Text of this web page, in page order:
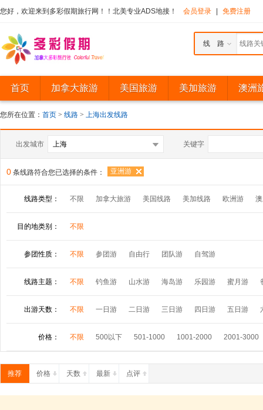
您好，欢迎来到多彩假期旅行网！！北美专业ADS地接！ 会员登录 免费注册
线 路
首页 加拿大旅游 美国旅游 美加旅游 澳洲
您所在位置： 首页 > 线路 > 上海出发线路
出发城市 关键字
0 条线路符合您已选择的条件： 亚洲游
线路类型： 不限 加拿大旅游 美国线路 美加线路 欧洲游
目的地类别： 不限
参团性质： 不限 参团游 自由行 团队游 自驾游
线路主题： 不限 钓鱼游 山水游 海岛游 乐园游 蜜月游
极光之旅 房产投资
出游天数： 不限 一日游 二日游 三日游 四日游 五日游
价格： 不限 500以下 501-1000 1001-2000 2001-3000
推荐 价格 天数 最新 点评